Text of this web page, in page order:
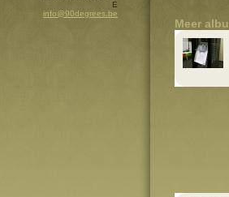
E
info@90degrees.be
Meer